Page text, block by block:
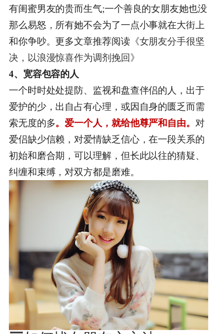
有闺蜜男友的贵而生气;一个善良的女朋友她也没
那么易怒，所有她不会为了一点小事就在大街上
和你争吵。更多文章推荐阅读 《女朋友分手很坚
决，以浪漫惊喜作为调剂挽回》
4、宽容包容的人
一个时时处处提防、监视和盘查伴侣的人，出于
爱护的少，出自占有心理，或因自身的匮乏而需
索无度的多。爱一个人，就给他尊严和自由。 对
爱侣缺少信赖，对爱情缺乏信心，在一段关系的
初始和磨合期，可以理解，但长此以往的猜疑、
纠缠和束缚，对双方都是磨难。